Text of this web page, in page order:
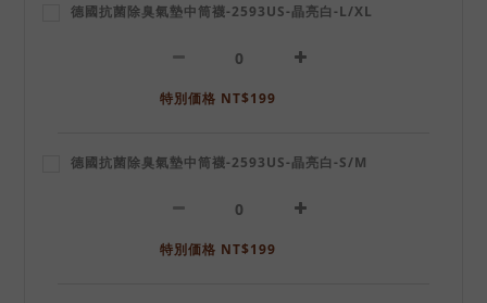
德國抗菌除臭氣墊中筒襪-2593US-晶亮白-L/XL
特別価格 NT$199
德國抗菌除臭氣墊中筒襪-2593US-晶亮白-S/M
特別価格 NT$199